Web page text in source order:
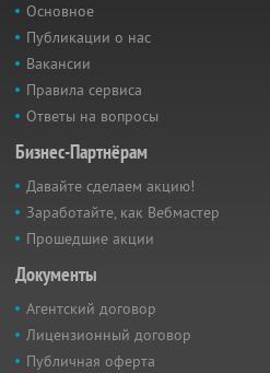
Основное
Публикации о нас
Вакансии
Правила сервиса
Ответы на вопросы
Бизнес-Партнёрам
Давайте сделаем акцию!
Заработайте, как Вебмастер
Прошедшие акции
Документы
Агентский договор
Лицензионный договор
Публичная оферта